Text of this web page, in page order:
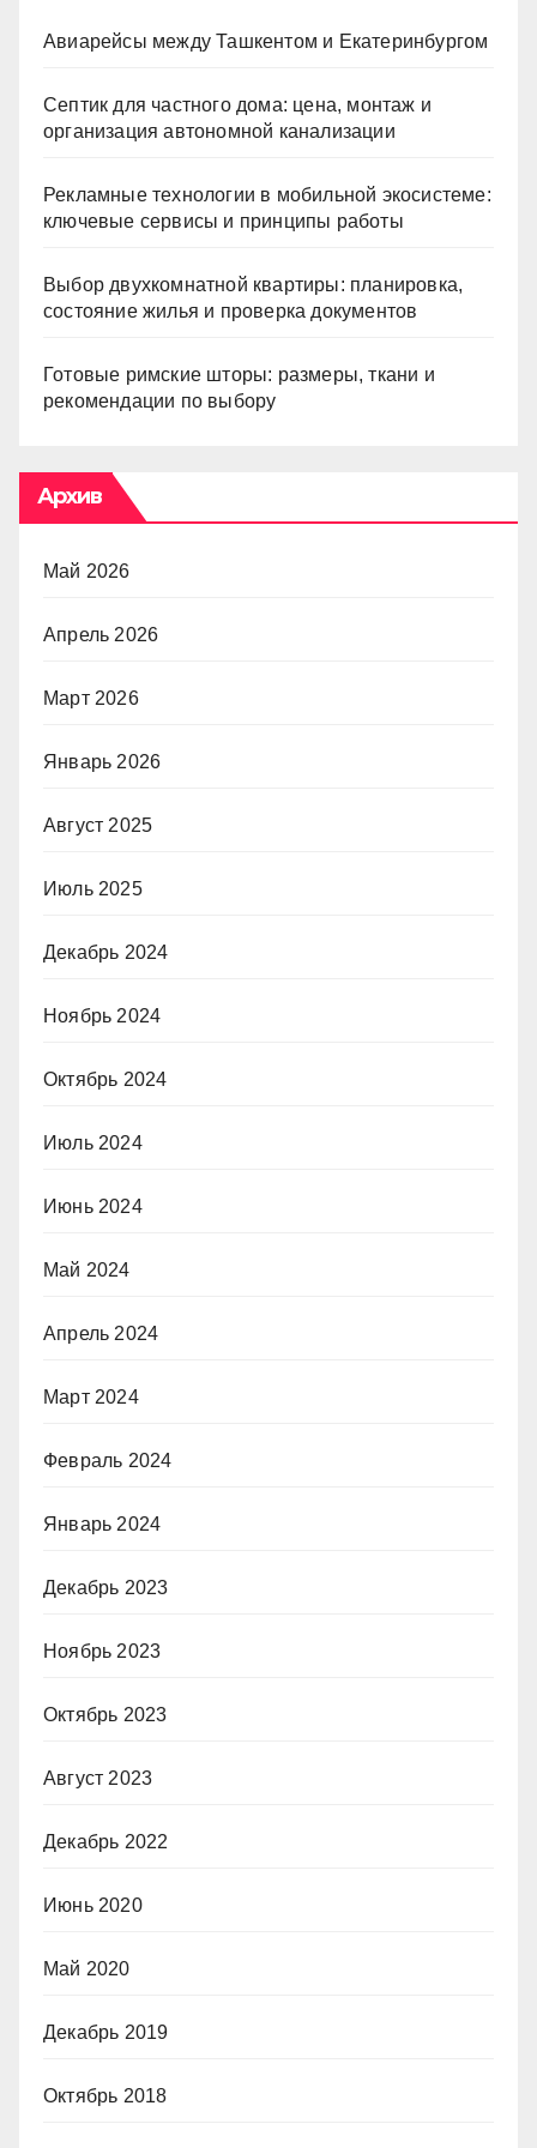
Авиарейсы между Ташкентом и Екатеринбургом
Септик для частного дома: цена, монтаж и
организация автономной канализации
Рекламные технологии в мобильной экосистеме:
ключевые сервисы и принципы работы
Выбор двухкомнатной квартиры: планировка,
состояние жилья и проверка документов
Готовые римские шторы: размеры, ткани и
рекомендации по выбору
Архив
Май 2026
Апрель 2026
Март 2026
Январь 2026
Август 2025
Июль 2025
Декабрь 2024
Ноябрь 2024
Октябрь 2024
Июль 2024
Июнь 2024
Май 2024
Апрель 2024
Март 2024
Февраль 2024
Январь 2024
Декабрь 2023
Ноябрь 2023
Октябрь 2023
Август 2023
Декабрь 2022
Июнь 2020
Май 2020
Декабрь 2019
Октябрь 2018